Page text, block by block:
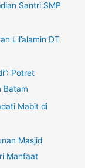
Santri SMP
Lil’alamin DT
Potret
Batam
Mabit di
Masjid
Manfaat